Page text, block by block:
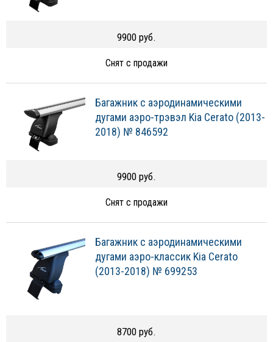
9900 руб.
Снят с продажи
Багажник с аэродинамическими
дугами аэро-трэвэл Kia Cerato (2013-
2018) № 846592
9900 руб.
Снят с продажи
Багажник с аэродинамическими
дугами аэро-классик Kia Cerato
(2013-2018) № 699253
8700 руб.